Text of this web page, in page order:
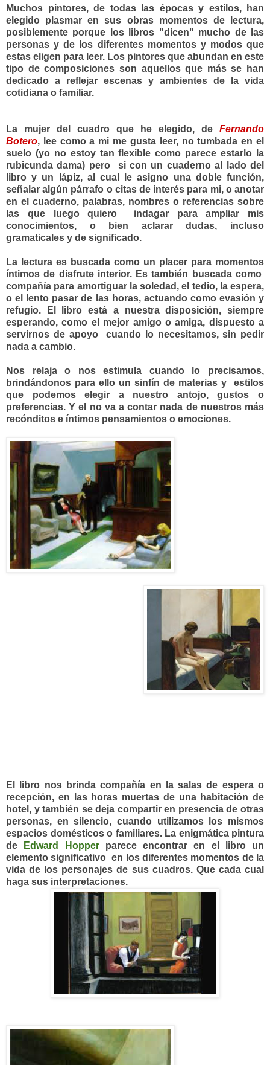
Muchos pintores, de todas las épocas y estilos, han
elegido plasmar en sus obras momentos de lectura,
posiblemente porque los libros "dicen" mucho de las
personas y de los diferentes momentos y modos que
estas eligen para leer. Los pintores que abundan en este
tipo de composiciones son aquellos que más se han
dedicado a reflejar escenas y ambientes de la vida
cotidiana o familiar.
La mujer del cuadro que he elegido, de Fernando
Botero, lee como a mi me gusta leer, no tumbada en el
suelo (yo no estoy tan flexible como parece estarlo la
rubicunda dama) pero si con un cuaderno al lado del
libro y un lápiz, al cual le asigno una doble función,
señalar algún párrafo o citas de interés para mi, o anotar
en el cuaderno, palabras, nombres o referencias sobre
las que luego quiero indagar para ampliar mis
conocimientos, o bien aclarar dudas, incluso
gramaticales y de significado.
La lectura es buscada como un placer para momentos
íntimos de disfrute interior. Es también buscada como
compañía para amortiguar la soledad, el tedio, la espera,
o el lento pasar de las horas, actuando como evasión y
refugio. El libro está a nuestra disposición, siempre
esperando, como el mejor amigo o amiga, dispuesto a
servirnos de apoyo cuando lo necesitamos, sin pedir
nada a cambio.
Nos relaja o nos estimula cuando lo precisamos,
brindándonos para ello un sinfín de materias y estilos
que podemos elegir a nuestro antojo, gustos o
preferencias. Y el no va a contar nada de nuestros más
recónditos e íntimos pensamientos o emociones.
El libro nos brinda compañía en la salas de espera o
recepción, en las horas muertas de una habitación de
hotel, y también se deja compartir en presencia de otras
personas, en silencio, cuando utilizamos los mismos
espacios domésticos o familiares. La enigmática pintura
de
Edward Hopperparece encontrar en el libro un
elemento significativo en los diferentes momentos de la
vida de los personajes de sus cuadros. Que cada cual
haga sus interpretaciones.